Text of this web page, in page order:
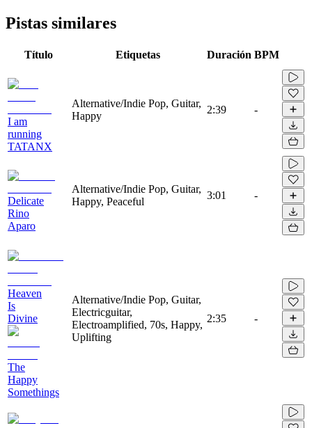
Pistas similares
Título Etiquetas Duración BPM
I am
running
TATANX
Alternative/Indie Pop, Guitar,
Happy
2:39 -
Delicate
Rino
Aparo
Alternative/Indie Pop, Guitar,
Happy, Peaceful
3:01 -
Heaven
Is
Divine
The
Happy
Somethings
Alternative/Indie Pop, Guitar,
Electricguitar,
Electroamplified, 70s, Happy,
Uplifting
2:35 -